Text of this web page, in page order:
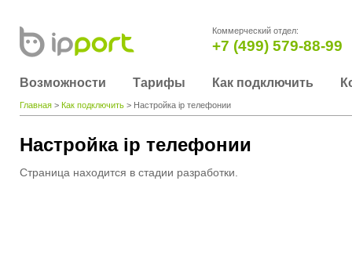
Коммерческий отдел:
+7 (499) 579-88-99
Возможности Тарифы Как подключить
Главная > Как подключить > Настройка ip телефонии
Настройка ip телефонии
Страница находится в стадии разработки.